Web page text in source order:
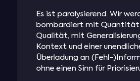
Es ist paralysierend. Wir
bombardiert mit
Qualität, mit
Kontext und einer
Überladung an (Fehl-
ohne einen Sinn für